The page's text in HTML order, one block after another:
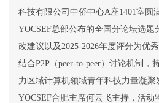
科技有限公司中侨中心A座1401室圆
YOCSEF总部公布的全国分论坛选题
改建议以及2025-2026年度评分为优
结合P2P （peer-to-peer） 讨论机制，
力区域计算机领域青年科技力量凝聚
YOCSEF合肥主席何云飞主持，活动